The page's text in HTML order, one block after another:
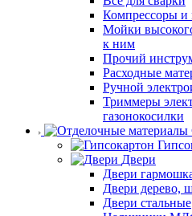
Компрессоры
Мойки
к ним
Прочий
Расходные
Ручной
Триммеры
газонокосилки
Двери
Двери
Двери дерево,
Двери стальные